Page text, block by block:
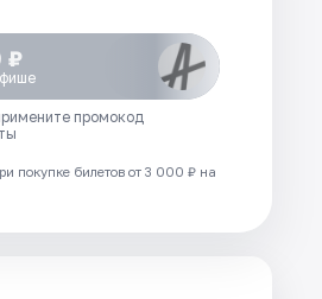
₽
промокод
покупке билетов от 3 000 ₽ на